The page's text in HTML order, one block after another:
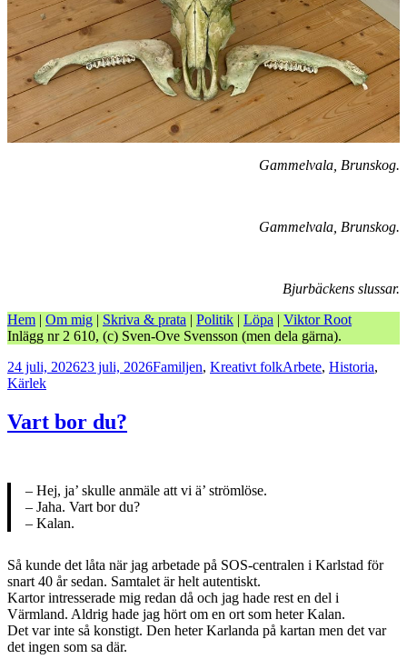
Gammelvala, Brunskog.
Gammelvala, Brunskog.
Bjurbäckens slussar.
Hem | Om mig | Skriva & prata | Politik | Löpa | Viktor Root
Inlägg nr 2 610, (c) Sven-Ove Svensson (men dela gärna).
Postat
24 juli, 202623 juli, 2026Kategorier
Familjen, Kreativt folkTaggar
Arbete, Historia,
Kärlek
Vart bor du?
– Hej, ja’ skulle anmäle att vi ä’ strömlöse.
– Jaha. Vart bor du?
– Kalan.
Så kunde det låta när jag arbetade på SOS-centralen i Karlstad för
snart 40 år sedan. Samtalet är helt autentiskt.
Kartor intresserade mig redan då och jag hade rest en del i
Värmland. Aldrig hade jag hört om en ort som heter Kalan.
Det var inte så konstigt. Den heter Karlanda på kartan men det var
det ingen som sa där.